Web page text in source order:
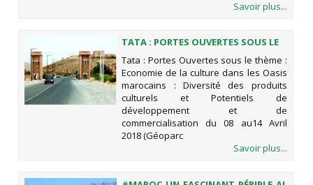
Savoir plus...
TATA : PORTES OUVERTES SOUS LE
THÈME : ECONOMIE DE LA CULTURE
DANS LES OASIS MAROCAINS :
DIVERSITÉ DES PRODUITS
CULTURELS ET POTENTIELS DE
DÉVELOPPEMENT ET DE
COMMERCIALISATION DU 08 AU14
AVRIL 2018 (GÉOPARC JBEL BANI)
Tata : Portes Ouvertes sous le thème :
Economie de la culture dans les Oasis
marocains : Diversité des produits
culturels et Potentiels de
développement et de
commercialisation du 08 au14 Avril
2018 (Géoparc
Savoir plus...